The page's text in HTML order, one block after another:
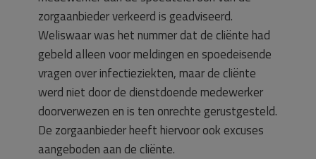
zorgaanbieder verkeerd is geadviseerd.
Weliswaar was het nummer dat de cliënte had
gebeld alleen voor meldingen en spoedeisende
vragen over infectieziekten, maar de cliënte
werd niet door de dienstdoende medewerker
doorverwezen en is ten onrechte gerustgesteld.
De zorgaanbieder heeft hiervoor ook excuses
aangeboden aan de cliënte.